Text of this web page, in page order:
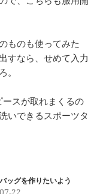
ものも使ってみた
すなら、せめて入力
。
スが取れまくるの
いできるスポーツタ
ッグを作りたいよう